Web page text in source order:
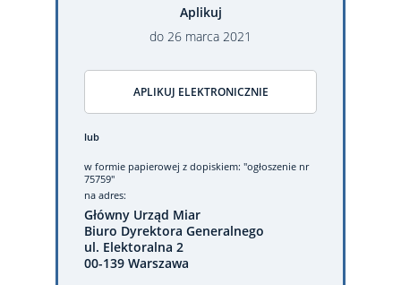
Aplikuj
do 26 marca 2021
APLIKUJ ELEKTRONICZNIE
lub
w formie papierowej z dopiskiem: "ogłoszenie nr
75759"
na adres:
Główny Urząd Miar
Biuro Dyrektora Generalnego
ul. Elektoralna 2
00-139 Warszawa